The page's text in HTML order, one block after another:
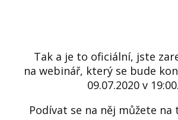
Tak a je to oficiální, jste
na webinář, který se bude
09.07.2020 v 19:00.
Podívat se na něj můžete na